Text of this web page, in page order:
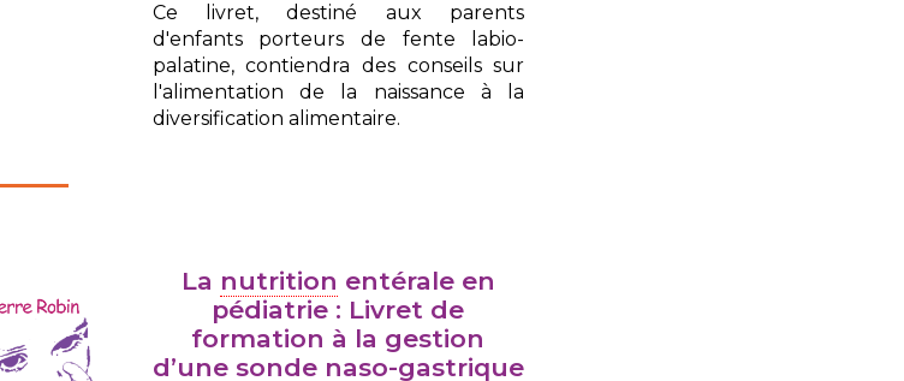
Ce livret, destiné aux parents
d'enfants porteurs de fente labio-
palatine, contiendra des conseils sur
l'alimentation de la naissance à la
diversification alimentaire.
La nutrition entérale en
pédiatrie : Livret de
formation à la gestion
d’une sonde naso-gastrique